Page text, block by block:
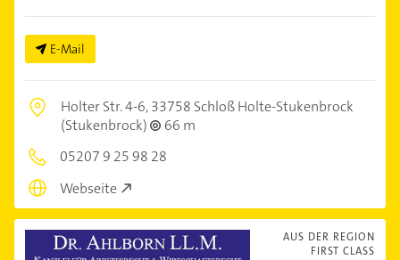
E-Mail
Holter Str. 4-6,33758 Schloß Holte-Stukenbrock
(Stukenbrock)
66 m
05207 9 25 98 28
Webseite
AUS DER REGION
FIRST CLASS